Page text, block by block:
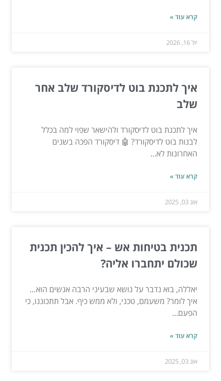
קרא עוד »
יול 16, 2026
איך לתכנת בוט לדיסקורד שלב אחר
שלב
איך לתכנת בוט לדיסקורד ולהישאר שפוי למה בכלל
לבנות בוט לדיסקורד? 🤖 דיסקורד הפכה בשנים
האחרונות לא...
קרא עוד »
אוג 03, 2025
תכנית בטיחות אש – איך להכין תכנית
שכולם יתחברו אליה?
יאללה, בוא נדבר על נושא שבעיני הרבה אנשים הוא…
איך לומר? משעמם, טכני, ולא ממש כיף. אבל תתכוננו, כי
הפעם...
קרא עוד »
אוג 03, 2025